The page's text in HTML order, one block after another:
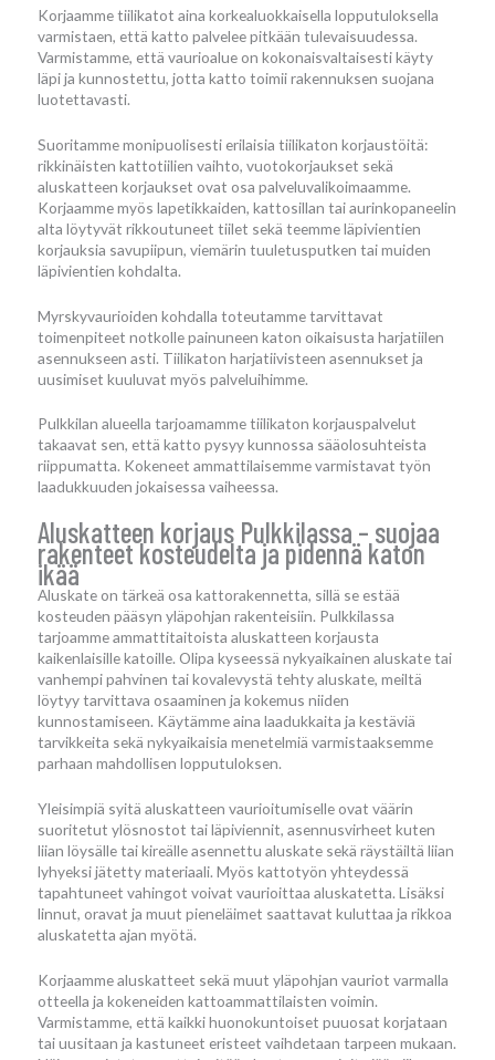
Korjaamme tiilikatot aina korkealuokkaisella lopputuloksella
varmistaen, että katto palvelee pitkään tulevaisuudessa.
Varmistamme, että vaurioalue on kokonaisvaltaisesti käyty
läpi ja kunnostettu, jotta katto toimii rakennuksen suojana
luotettavasti.
Suoritamme monipuolisesti erilaisia tiilikaton korjaustöitä:
rikkinäisten kattotiilien vaihto, vuotokorjaukset sekä
aluskatteen korjaukset ovat osa palveluvalikoimaamme.
Korjaamme myös lapetikkaiden, kattosillan tai aurinkopaneelin
alta löytyvät rikkoutuneet tiilet sekä teemme läpivientien
korjauksia savupiipun, viemärin tuuletusputken tai muiden
läpivientien kohdalta.
Myrskyvaurioiden kohdalla toteutamme tarvittavat
toimenpiteet notkolle painuneen katon oikaisusta harjatiilen
asennukseen asti. Tiilikaton harjatiivisteen asennukset ja
uusimiset kuuluvat myös palveluihimme.
Pulkkilan alueella tarjoamamme tiilikaton korjauspalvelut
takaavat sen, että katto pysyy kunnossa sääolosuhteista
riippumatta. Kokeneet ammattilaisemme varmistavat työn
laadukkuuden jokaisessa vaiheessa.
Aluskatteen korjaus Pulkkilassa – suojaa
rakenteet kosteudelta ja pidennä katon
ikää
Aluskate on tärkeä osa kattorakennetta, sillä se estää
kosteuden pääsyn yläpohjan rakenteisiin. Pulkkilassa
tarjoamme ammattitaitoista aluskatteen korjausta
kaikenlaisille katoille. Olipa kyseessä nykyaikainen aluskate tai
vanhempi pahvinen tai kovalevystä tehty aluskate, meiltä
löytyy tarvittava osaaminen ja kokemus niiden
kunnostamiseen. Käytämme aina laadukkaita ja kestäviä
tarvikkeita sekä nykyaikaisia menetelmiä varmistaaksemme
parhaan mahdollisen lopputuloksen.
Yleisimpiä syitä aluskatteen vaurioitumiselle ovat väärin
suoritetut ylösnostot tai läpiviennit, asennusvirheet kuten
liian löysälle tai kireälle asennettu aluskate sekä räystäiltä liian
lyhyeksi jätetty materiaali. Myös kattotyön yhteydessä
tapahtuneet vahingot voivat vaurioittaa aluskatetta. Lisäksi
linnut, oravat ja muut pieneläimet saattavat kuluttaa ja rikkoa
aluskatetta ajan myötä.
Korjaamme aluskatteet sekä muut yläpohjan vauriot varmalla
otteella ja kokeneiden kattoammattilaisten voimin.
Varmistamme, että kaikki huonokuntoiset puuosat korjataan
tai uusitaan ja kastuneet eristeet vaihdetaan tarpeen mukaan.